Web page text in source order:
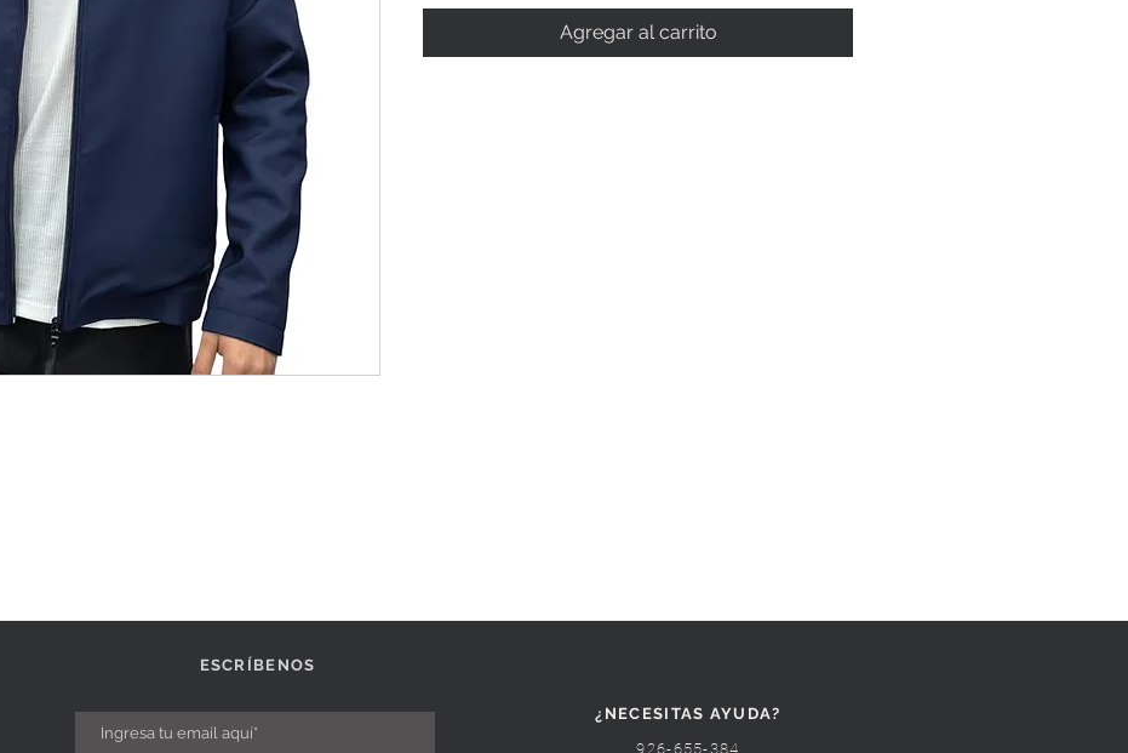
Agregar al carrito
ESCRÍBENOS
¿NECESITAS AYUDA?
926-655-384